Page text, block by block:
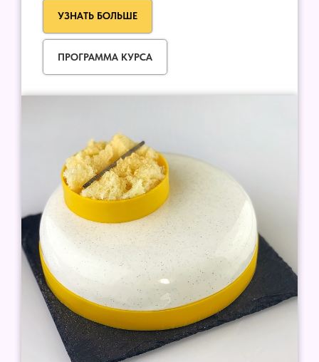
УЗНАТЬ БОЛЬШЕ
ПРОГРАММА КУРСА